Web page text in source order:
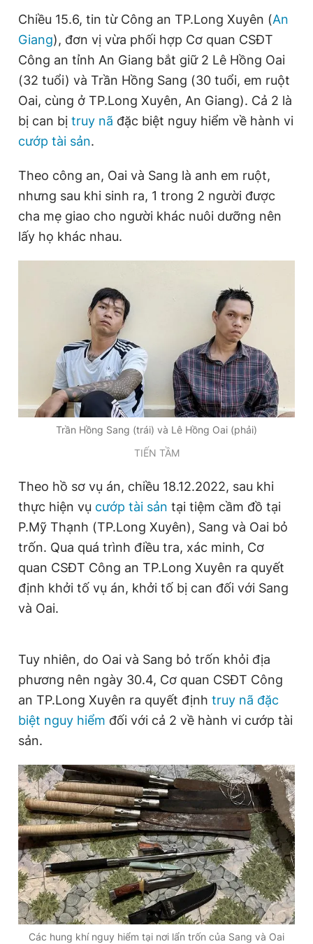
Sản phẩm khác
Tiện ích Bạn cần biết
Thông tin tòa soạn Liên hệ quảng cáo
Đọc Thanh Niên trên điện thoại
Theo dõi báo trên
0906 645 777
Liên hệ quảng cáo
0908 780 404
Đặt báo Quảng cáo RSS Tòa soạn Chính sách bảo
Tổng biên tập: Nguyễn Ngọc Toàn
Phó tổng biên tập thường trực: Hải Thành
Tổng thư ký tòa soạn: Đức Trung
Giấy phép xuất bản số 110/GP - BTTTT cấp ngày 24.3.2020
© 2003-2026 Bản quyền thuộc về Báo Thanh Niên. Cấm sao
bản. Phát triển bởi ePi Technologies, JSC.
Chiều 15.6, tin từ Công an TP.Long Xuyên (An
Giang), đơn vị vừa phối hợp Cơ quan CSĐT
Công an tỉnh An Giang bắt giữ 2 Lê Hồng Oai
(32 tuổi) và Trần Hồng Sang (30 tuổi, em ruột
Oai, cùng ở TP.Long Xuyên, An Giang). Cả 2 là
bị can bị truy nã đặc biệt nguy hiểm về hành vi
cướp tài sản.
Theo công an, Oai và Sang là anh em ruột,
nhưng sau khi sinh ra, 1 trong 2 người được
cha mẹ giao cho người khác nuôi dưỡng nên
lấy họ khác nhau.
Trần Hồng Sang (trái) và Lê Hồng Oai (phải)
TIẾN TẦM
Theo hồ sơ vụ án, chiều 18.12.2022, sau khi
thực hiện vụ cướp tài sản tại tiệm cầm đồ tại
P.Mỹ Thạnh (TP.Long Xuyên), Sang và Oai bỏ
trốn. Qua quá trình điều tra, xác minh, Cơ
quan CSĐT Công an TP.Long Xuyên ra quyết
định khởi tố vụ án, khởi tố bị can đối với Sang
và Oai.
Tuy nhiên, do Oai và Sang bỏ trốn khỏi địa
phương nên ngày 30.4, Cơ quan CSĐT Công
an TP.Long Xuyên ra quyết định truy nã đặc
biệt nguy hiểm đối với cả 2 về hành vi cướp tài
sản.
Các hung khí nguy hiểm tại nơi lẩn trốn của Sang và Oai